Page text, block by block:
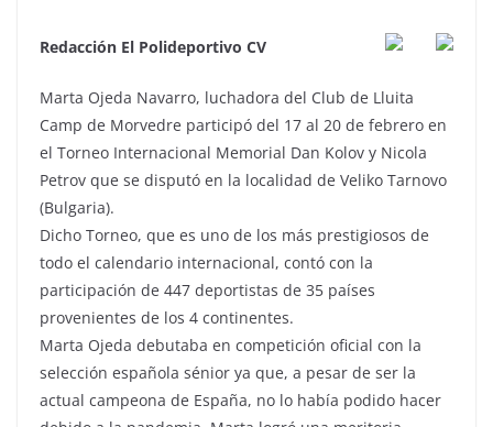
Redacción El Polideportivo CV
Marta Ojeda Navarro, luchadora del Club de Lluita
Camp de Morvedre participó del 17 al 20 de febrero en
el Torneo Internacional Memorial Dan Kolov y Nicola
Petrov que se disputó en la localidad de Veliko Tarnovo
(Bulgaria).
Dicho Torneo, que es uno de los más prestigiosos de
todo el calendario internacional, contó con la
participación de 447 deportistas de 35 países
provenientes de los 4 continentes.
Marta Ojeda debutaba en competición oficial con la
selección española sénior ya que, a pesar de ser la
actual campeona de España, no lo había podido hacer